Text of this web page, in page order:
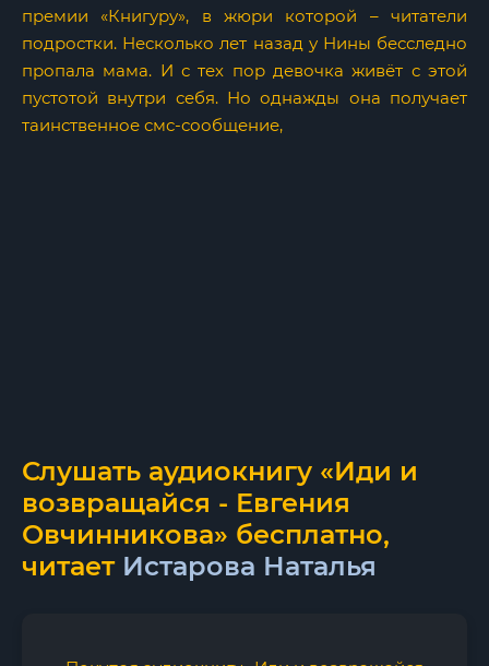
премии «Книгуру», в жюри которой – читатели
подростки. Несколько лет назад у Нины бесследно
пропала мама. И с тех пор девочка живёт с этой
пустотой внутри себя. Но однажды она получает
таинственное смс-сообщение,
Слушать аудиокнигу «Иди и
возвращайся - Евгения
Овчинникова» бесплатно,
читает Истарова Наталья